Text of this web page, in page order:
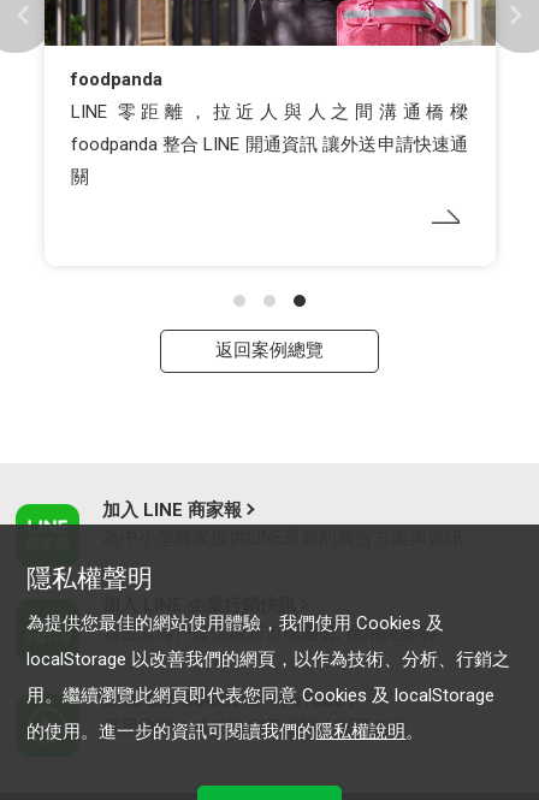
foodpanda
LINE 零距離，拉近人與人之間溝通橋樑
foodpanda 整合 LINE 開通資訊 讓外送申請快速通
關
返回案例總覽
加入 LINE 商家報
為企業客戶提供最新市場趨勢, 應用與案例
LINE Biz-Solutions YouTube
實用教學、成功案例等多樣化影音內容
隱私權聲明
為提供您最佳的網站使用體驗，我們使用 Cookies 及
localStorage 以改善我們的網頁，以作為技術、分析、行銷之
用。繼續瀏覽此網頁即代表您同意 Cookies 及 localStorage
的使用。進一步的資訊可閱讀我們的隱私權說明。